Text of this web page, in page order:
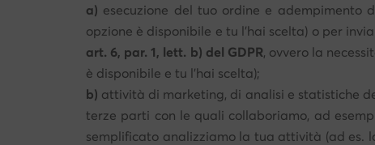
a) esecuzione del tuo ordine e
opzione è disponibile e tu l'hai scelta) o per
art. 6, par. 1, lett. b) del GDPR, ovvero la
è disponibile e tu l'hai scelta);
b) attività di marketing, di analisi e statistiche
terze parti con le quali collaboriamo, ad
semplificato analizziamo la tua attività (ad es.